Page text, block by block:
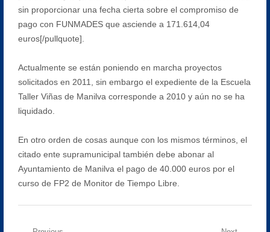
sin proporcionar una fecha cierta sobre el compromiso de
pago con FUNMADES que asciende a 171.614,04
euros[/pullquote].
Actualmente se están poniendo en marcha proyectos
solicitados en 2011, sin embargo el expediente de la Escuela
Taller Viñas de Manilva corresponde a 2010 y aún no se ha
liquidado.
En otro orden de cosas aunque con los mismos términos, el
citado ente supramunicipal también debe abonar al
Ayuntamiento de Manilva el pago de 40.000 euros por el
curso de FP2 de Monitor de Tiempo Libre.